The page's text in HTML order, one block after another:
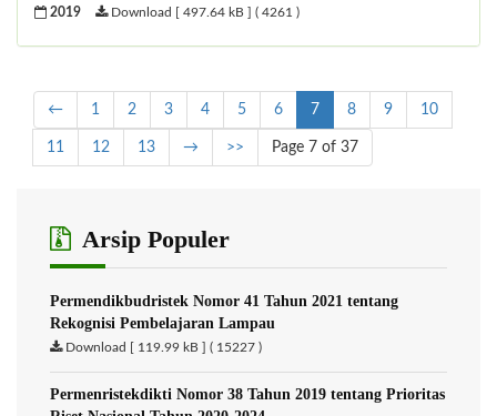
2019 Download [ 497.64 kB ] ( 4261 )
← 1 2 3 4 5 6 7 8 9 10
11 12 13 → >> Page 7 of 37
Arsip Populer
Permendikbudristek Nomor 41 Tahun 2021 tentang
Rekognisi Pembelajaran Lampau
Download [ 119.99 kB ] ( 15227 )
Permenristekdikti Nomor 38 Tahun 2019 tentang Prioritas